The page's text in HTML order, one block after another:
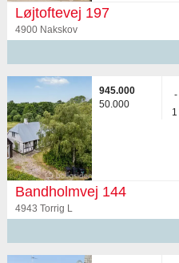
Løjtoftevej 197
4900 Nakskov
945.000
50.000
-
1
Bandholmvej 144
4943 Torrig L